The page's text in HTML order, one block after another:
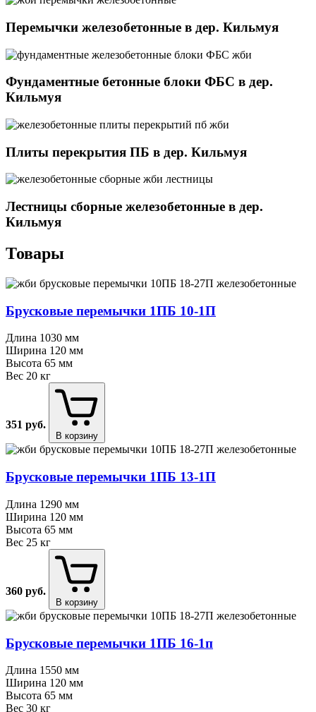
Перемычки железобетонные в дер. Кильмуя
Фундаментные бетонные блоки ФБС в дер.
Кильмуя
Плиты перекрытия ПБ в дер. Кильмуя
Лестницы сборные железобетонные в дер.
Кильмуя
Товары
Брусковые перемычки 1ПБ 10⁠-⁠1П
Длина 1030 мм
Ширина 120 мм
Высота 65 мм
Вес 20 кг
351 руб.
В корзину
Брусковые перемычки 1ПБ 13⁠-⁠1П
Длина 1290 мм
Ширина 120 мм
Высота 65 мм
Вес 25 кг
360 руб.
В корзину
Брусковые перемычки 1ПБ 16⁠-⁠1п
Длина 1550 мм
Ширина 120 мм
Высота 65 мм
Вес 30 кг